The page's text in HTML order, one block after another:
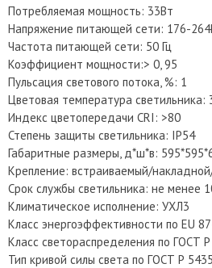
Потребляемая мощность: 33Вт
Напряжение питающей сети: 176-
Частота питающей сети: 50 Гц
Коэффициент мощности:> 0, 95
Пульсация светового потока, %: 1
Цветовая температура
Индекс цветопередачи CRI: >80
Степень защиты светильника: IP54
Габаритные размеры, д*ш*в:
Крепление: встраиваемый/
Срок службы светильника: не менее
Климатическое исполнение: УХЛ3
Класс энергоэффективности по EU
Класс светораспределения по ГОСТ
Тип кривой силы света по ГОСТ Р